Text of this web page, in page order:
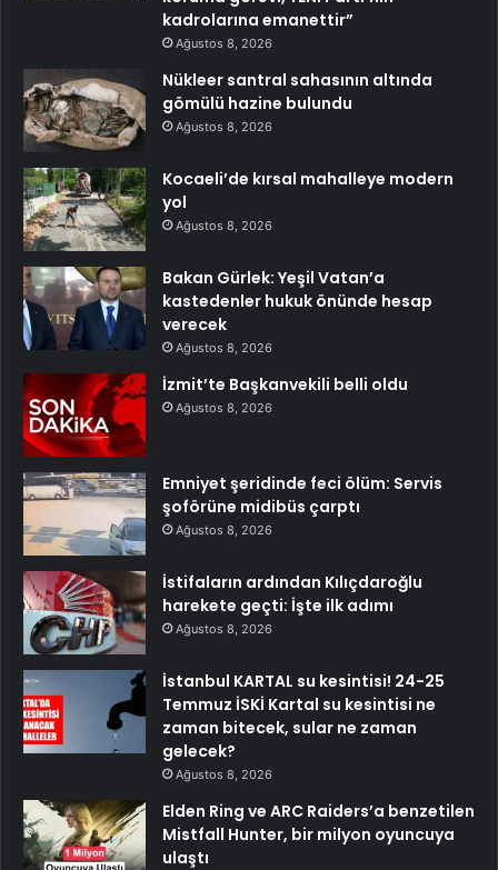
kadrolarına emanettir”
Ağustos 8, 2026
Nükleer santral sahasının altında
gömülü hazine bulundu
Ağustos 8, 2026
Kocaeli’de kırsal mahalleye modern
yol
Ağustos 8, 2026
Bakan Gürlek: Yeşil Vatan’a
kastedenler hukuk önünde hesap
verecek
Ağustos 8, 2026
İzmit’te Başkanvekili belli oldu
Ağustos 8, 2026
Emniyet şeridinde feci ölüm: Servis
şoförüne midibüs çarptı
Ağustos 8, 2026
İstifaların ardından Kılıçdaroğlu
harekete geçti: İşte ilk adımı
Ağustos 8, 2026
İstanbul KARTAL su kesintisi! 24-25
Temmuz İSKİ Kartal su kesintisi ne
zaman bitecek, sular ne zaman
gelecek?
Ağustos 8, 2026
Elden Ring ve ARC Raiders’a benzetilen
Mistfall Hunter, bir milyon oyuncuya
ulaştı